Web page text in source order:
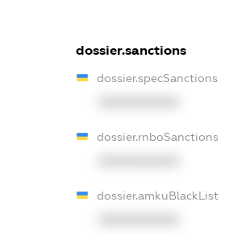
dossier.sanctions
dossier.specSanctions
dossier.rnboSanctions
dossier.amkuBlackList